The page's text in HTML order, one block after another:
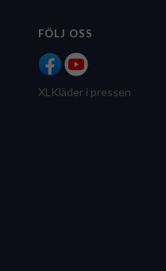
FÖLJ OSS
XLKläder i pressen